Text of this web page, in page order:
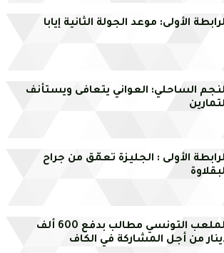
الأولى: موعد الجولة الثانية إيابا
الساحلي: العواني يتعافى ويستأنف
الأولى : الجليزة تعمّق من جراح
الملعب التونسي مطالب بدفع 600 ألف
من أجل المشاركة في الكاف